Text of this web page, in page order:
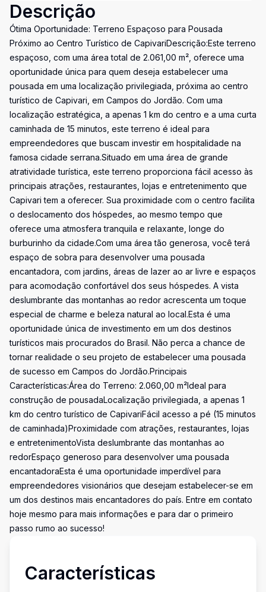
Descrição
Ótima Oportunidade: Terreno Espaçoso para Pousada
Próximo ao Centro Turístico de CapivariDescrição:Este terreno
espaçoso, com uma área total de 2.061,00 m², oferece uma
oportunidade única para quem deseja estabelecer uma
pousada em uma localização privilegiada, próxima ao centro
turístico de Capivari, em Campos do Jordão. Com uma
localização estratégica, a apenas 1 km do centro e a uma curta
caminhada de 15 minutos, este terreno é ideal para
empreendedores que buscam investir em hospitalidade na
famosa cidade serrana.Situado em uma área de grande
atratividade turística, este terreno proporciona fácil acesso às
principais atrações, restaurantes, lojas e entretenimento que
Capivari tem a oferecer. Sua proximidade com o centro facilita
o deslocamento dos hóspedes, ao mesmo tempo que
oferece uma atmosfera tranquila e relaxante, longe do
burburinho da cidade.Com uma área tão generosa, você terá
espaço de sobra para desenvolver uma pousada
encantadora, com jardins, áreas de lazer ao ar livre e espaços
para acomodação confortável dos seus hóspedes. A vista
deslumbrante das montanhas ao redor acrescenta um toque
especial de charme e beleza natural ao local.Esta é uma
oportunidade única de investimento em um dos destinos
turísticos mais procurados do Brasil. Não perca a chance de
tornar realidade o seu projeto de estabelecer uma pousada
de sucesso em Campos do Jordão.Principais
Características:Área do Terreno: 2.060,00 m²Ideal para
construção de pousadaLocalização privilegiada, a apenas 1
km do centro turístico de CapivariFácil acesso a pé (15 minutos
de caminhada)Proximidade com atrações, restaurantes, lojas
e entretenimentoVista deslumbrante das montanhas ao
redorEspaço generoso para desenvolver uma pousada
encantadoraEsta é uma oportunidade imperdível para
empreendedores visionários que desejam estabelecer-se em
um dos destinos mais encantadores do país. Entre em contato
hoje mesmo para mais informações e para dar o primeiro
passo rumo ao sucesso!
Características